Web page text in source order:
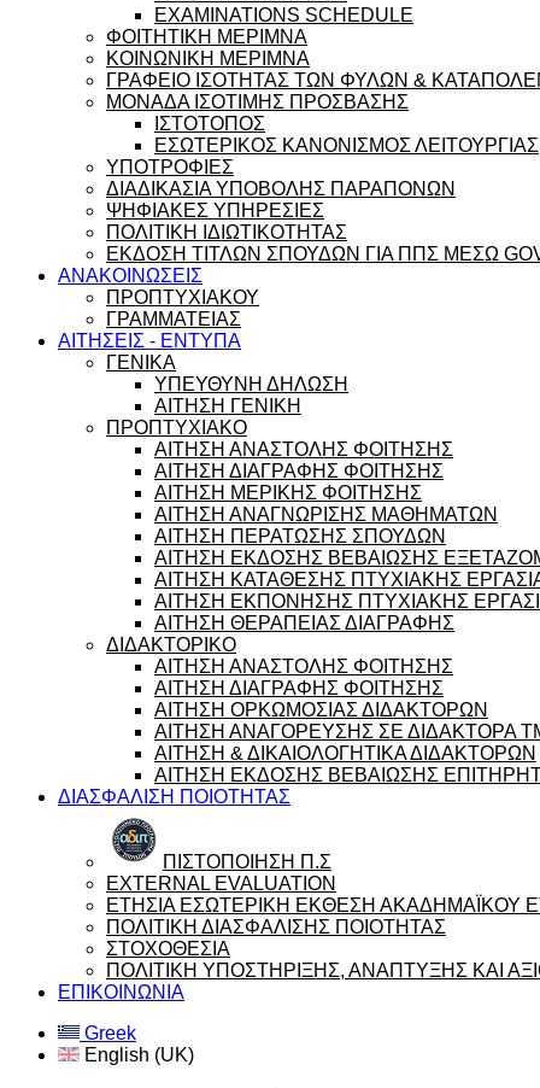
EXAMINATIONS SCHEDULE
ΦΟΙΤΗΤΙΚΗ ΜΕΡΙΜΝΑ
ΚΟΙΝΩΝΙΚΗ ΜΕΡΙΜΝΑ
ΓΡΑΦΕΙΟ ΙΣΟΤΗΤΑΣ ΤΩΝ ΦΥΛΩΝ &
ΜΟΝΑΔΑ ΙΣΟΤΙΜΗΣ ΠΡΟΣΒΑΣΗΣ
ΙΣΤΟΤΟΠΟΣ
ΕΣΩΤΕΡΙΚΟΣ ΚΑΝΟΝΙΣΜΟΣ ΛΕΙΤΟΥΡΓΙΑΣ
ΥΠΟΤΡΟΦΙΕΣ
ΔΙΑΔΙΚΑΣΙΑ ΥΠΟΒΟΛΗΣ ΠΑΡΑΠΟΝΩΝ
ΨΗΦΙΑΚΕΣ ΥΠΗΡΕΣΙΕΣ
ΠΟΛΙΤΙΚΗ ΙΔΙΩΤΙΚΟΤΗΤΑΣ
ΕΚΔΟΣΗ ΤΙΤΛΩΝ ΣΠΟΥΔΩΝ ΓΙΑ ΠΠΣ ΜΕΣΩ
ΑΝΑΚΟΙΝΩΣΕΙΣ
ΠΡΟΠΤΥΧΙΑΚΟΥ
ΓΡΑΜΜΑΤΕΙΑΣ
ΑΙΤΗΣΕΙΣ - ΕΝΤΥΠΑ
ΓΕΝΙΚΑ
ΥΠΕΥΘΥΝΗ ΔΗΛΩΣΗ
ΑΙΤΗΣΗ ΓΕΝΙΚΗ
ΠΡΟΠΤΥΧΙΑΚΟ
ΑΙΤΗΣΗ ΑΝΑΣΤΟΛΗΣ ΦΟΙΤΗΣΗΣ
ΑΙΤΗΣΗ ΔΙΑΓΡΑΦΗΣ ΦΟΙΤΗΣΗΣ
ΑΙΤΗΣΗ ΜΕΡΙΚΗΣ ΦΟΙΤΗΣΗΣ
ΑΙΤΗΣΗ ΑΝΑΓΝΩΡΙΣΗΣ ΜΑΘΗΜΑΤΩΝ
ΑΙΤΗΣΗ ΠΕΡΑΤΩΣΗΣ ΣΠΟΥΔΩΝ
ΑΙΤΗΣΗ ΕΚΔΟΣΗΣ ΒΕΒΑΙΩΣΗΣ
ΑΙΤΗΣΗ ΚΑΤΑΘΕΣΗΣ ΠΤΥΧΙΑΚΗΣ
ΑΙΤΗΣΗ ΕΚΠΟΝΗΣΗΣ ΠΤΥΧΙΑΚΗΣ
ΑΙΤΗΣΗ ΘΕΡΑΠΕΙΑΣ ΔΙΑΓΡΑΦΗΣ
ΔΙΔΑΚΤΟΡΙΚΟ
ΑΙΤΗΣΗ ΑΝΑΣΤΟΛΗΣ ΦΟΙΤΗΣΗΣ
ΑΙΤΗΣΗ ΔΙΑΓΡΑΦΗΣ ΦΟΙΤΗΣΗΣ
ΑΙΤΗΣΗ ΟΡΚΩΜΟΣΙΑΣ ΔΙΔΑΚΤΟΡΩΝ
ΑΙΤΗΣΗ ΑΝΑΓΟΡΕΥΣΗΣ ΣΕ ΔΙΔΑΚΤΟΡΑ
ΑΙΤΗΣΗ & ΔΙΚΑΙΟΛΟΓΗΤΙΚΑ ΔΙΔΑΚΤΟΡΩΝ
ΑΙΤΗΣΗ ΕΚΔΟΣΗΣ ΒΕΒΑΙΩΣΗΣ
ΔΙΑΣΦΑΛΙΣΗ ΠΟΙΟΤΗΤΑΣ
ΠΙΣΤΟΠΟΙΗΣΗ Π.Σ
EXTERNAL EVALUATION
ΕΤΗΣΙΑ ΕΣΩΤΕΡΙΚΗ ΕΚΘΕΣΗ ΑΚΑΔΗΜΑΪΚΟΥ
ΠΟΛΙΤΙΚΗ ΔΙΑΣΦΑΛΙΣΗΣ ΠΟΙΟΤΗΤΑΣ
ΣΤΟΧΟΘΕΣΙΑ
ΠΟΛΙΤΙΚΗ ΥΠΟΣΤΗΡΙΞΗΣ, ΑΝΑΠΤΥΞΗΣ ΚΑΙ
ΕΠΙΚΟΙΝΩΝΙΑ
Greek
English (UK)